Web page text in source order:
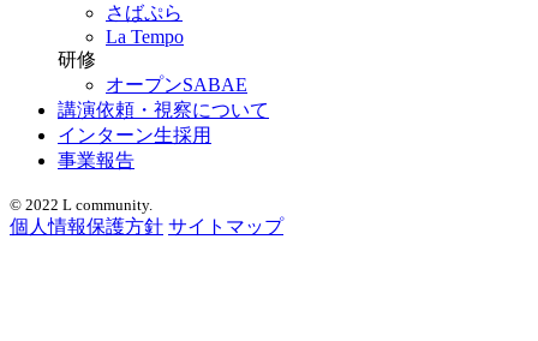
さばぷら
La Tempo
研修
オープンSABAE
講演依頼・視察について
インターン生採用
事業報告
© 2022 L community.
個人情報保護方針 サイトマップ